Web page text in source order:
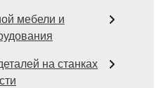
мебели и
на станках